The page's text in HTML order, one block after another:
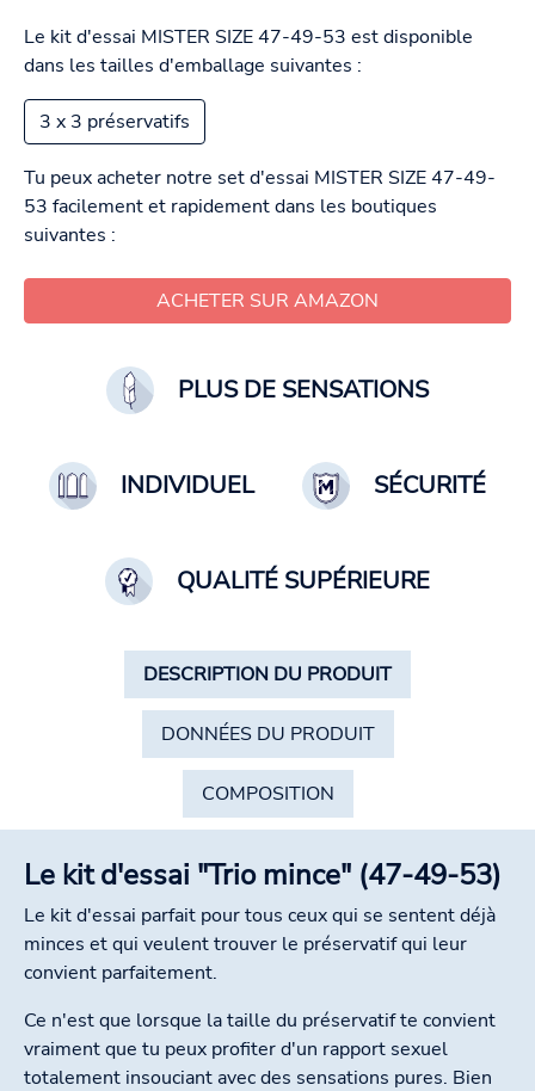
Le kit d'essai MISTER SIZE 47-49-53 est disponible
dans les tailles d'emballage suivantes :
3 x 3 préservatifs
Tu peux acheter notre set d'essai MISTER SIZE 47-49-
53 facilement et rapidement dans les boutiques
suivantes :
ACHETER SUR AMAZON
PLUS DE SENSATIONS
INDIVIDUEL SÉCURITÉ
QUALITÉ SUPÉRIEURE
DESCRIPTION DU PRODUIT
DONNÉES DU PRODUIT
COMPOSITION
Le kit d'essai "Trio mince" (47-49-53)
Le kit d'essai parfait pour tous ceux qui se sentent déjà
minces et qui veulent trouver le préservatif qui leur
convient parfaitement.
Ce n'est que lorsque la taille du préservatif te convient
vraiment que tu peux profiter d'un rapport sexuel
totalement insouciant avec des sensations pures. Bien